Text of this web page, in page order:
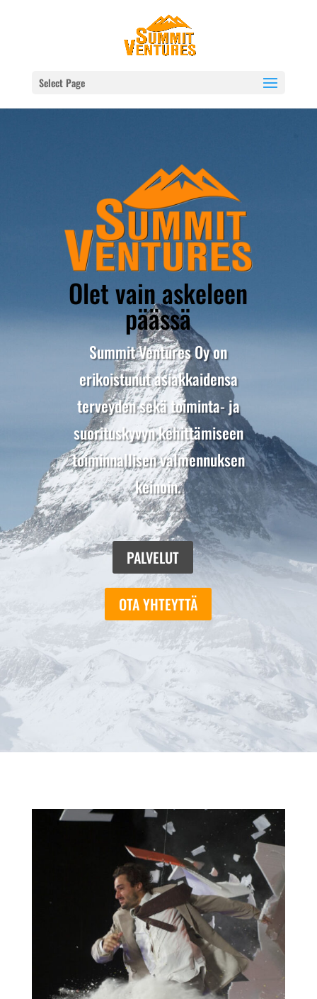
Select Page
Olet vain askeleen
päässä
Summit Ventures Oy on
erikoistunut asiakkaidensa
terveyden sekä toiminta- ja
suorituskyvyn kehittämiseen
toiminnallisen valmennuksen
keinoin.
PALVELUT
OTA YHTEYTTÄ